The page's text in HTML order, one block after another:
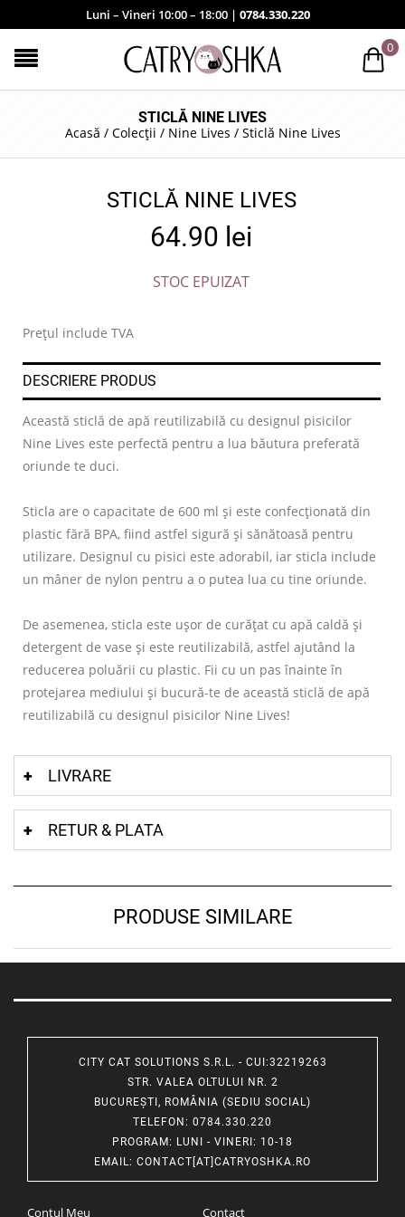
Luni – Vineri 10:00 – 18:00 | 0784.330.220
0
STICLĂ NINE LIVES
Acasă / Colecții / Nine Lives / Sticlă Nine Lives
STICLĂ NINE LIVES
64.90 lei
STOC EPUIZAT
Prețul include TVA
DESCRIERE PRODUS
Această sticlă de apă reutilizabilă cu designul pisicilor
Nine Lives este perfectă pentru a lua băutura preferată
oriunde te duci.
Sticla are o capacitate de 600 ml și este confecționată din
plastic fără BPA, fiind astfel sigură și sănătoasă pentru
utilizare. Designul cu pisici este adorabil, iar sticla include
un mâner de nylon pentru a o putea lua cu tine oriunde.
De asemenea, sticla este ușor de curățat cu apă caldă și
detergent de vase și este reutilizabilă, astfel ajutând la
reducerea poluării cu plastic. Fii cu un pas înainte în
protejarea mediului și bucură-te de această sticlă de apă
reutilizabilă cu designul pisicilor Nine Lives!
LIVRARE
RETUR & PLATA
PRODUSE SIMILARE
CITY CAT SOLUTIONS S.R.L. - CUI:32219263
STR. VALEA OLTULUI NR. 2
BUCUREȘTI, ROMÂNIA (SEDIU SOCIAL)
TELEFON : 0784.330.220
PROGRAM: LUNI - VINERI: 10-18
EMAIL: CONTACT[AT]CATRYOSHKA.RO
Contul Meu Contact